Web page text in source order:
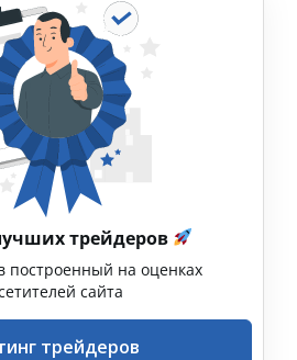
трейдеров
построенный на оценках
сайта
трейдеров